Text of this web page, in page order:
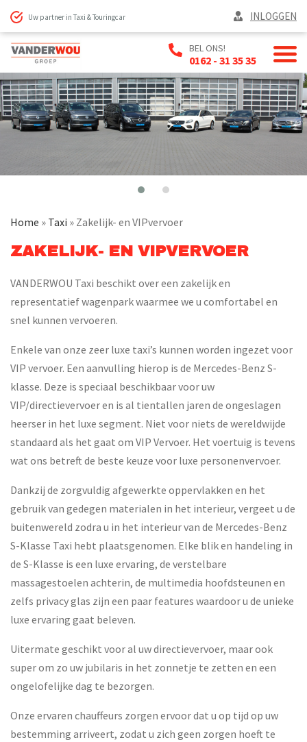
Uw partner in Taxi & Touringcar INLOGGEN
BEL ONS!
0162 - 31 35 35
Home » Taxi » Zakelijk- en VIPvervoer
ZAKELIJK- EN VIPVERVOER
VANDERWOU Taxi beschikt over een zakelijk en
representatief wagenpark waarmee we u comfortabel en
snel kunnen vervoeren.
Enkele van onze zeer luxe taxi’s kunnen worden ingezet voor
VIP vervoer. Een aanvulling hierop is de Mercedes-Benz S-
klasse. Deze is speciaal beschikbaar voor uw
VIP/directievervoer en is al tientallen jaren de ongeslagen
heerser in het luxe segment. Niet voor niets de wereldwijde
standaard als het gaat om VIP Vervoer. Het voertuig is tevens
wat ons betreft de beste keuze voor luxe personenvervoer.
Dankzij de zorgvuldig afgewerkte oppervlakken en het
gebruik van gedegen materialen in het interieur, vergeet u de
buitenwereld zodra u in het interieur van de Mercedes-Benz
S-Klasse Taxi hebt plaatsgenomen. Elke blik en handeling in
de S-Klasse is een luxe ervaring, de verstelbare
massagestoelen achterin, de multimedia hoofdsteunen en
zelfs privacy glas zijn een paar features waardoor u de unieke
luxe ervaring gaat beleven.
Uitermate geschikt voor al uw directievervoer, maar ook
super om zo uw jubilaris in het zonnetje te zetten en een
ongelofelijke dag te bezorgen.
Onze ervaren chauffeurs zorgen ervoor dat u op tijd op uw
bestemming arriveert, zodat u zich geen zorgen hoeft te